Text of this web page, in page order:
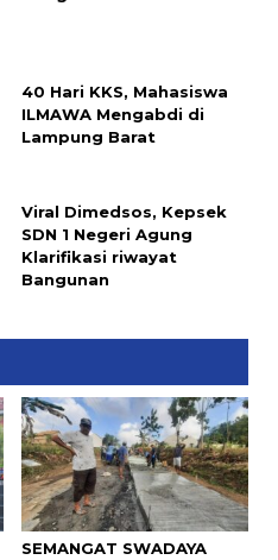
40 Hari KKS, Mahasiswa
ILMAWA Mengabdi di
Lampung Barat
Viral Dimedsos, Kepsek
SDN 1 Negeri Agung
Klarifikasi riwayat
Bangunan
SEMANGAT SWADAYA